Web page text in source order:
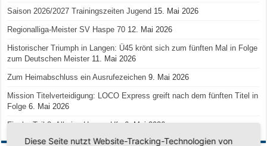
Saison 2026/2027 Trainingszeiten Jugend 15. Mai 2026
Regionalliga-Meister SV Haspe 70 12. Mai 2026
Historischer Triumph in Langen: Ü45 krönt sich zum fünften Mal in Folge
zum Deutschen Meister 11. Mai 2026
Zum Heimabschluss ein Ausrufezeichen 9. Mai 2026
Mission Titelverteidigung: LOCO Express greift nach dem fünften Titel in
Folge 6. Mai 2026
Finale, Teil 2: Alle ins Hasper Ufo 6. Mai 2026
Diese Seite nutzt Website-Tracking-Technologien von